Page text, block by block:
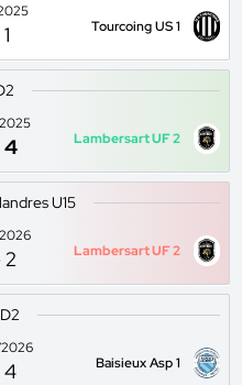
1 Tourcoing US 1
4 Lambersart UF 2
U15
2 Lambersart UF 2
4 Baisieux Asp 1